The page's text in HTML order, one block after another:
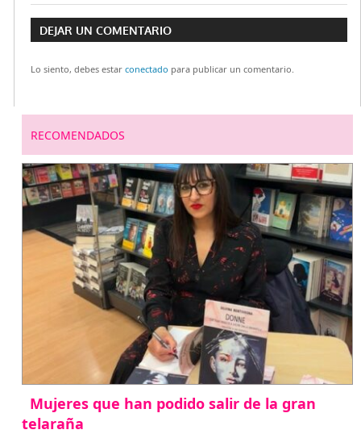
Navegación
de
entradas
anterior:
siguiente:
DEJAR UN COMENTARIO
Lo siento, debes estar conectado para publicar un comentario.
RECOMENDADOS
Mujeres que han podido salir de la gran
telaraña